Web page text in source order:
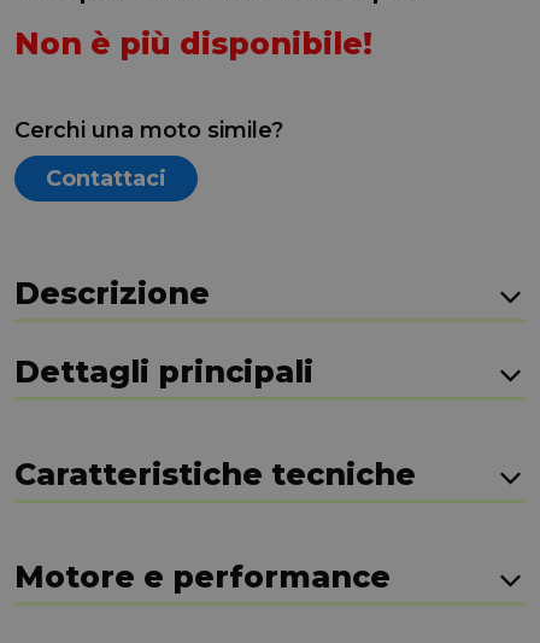
Non è più disponibile!
Cerchi una moto simile?
Contattaci
Descrizione
Dettagli principali
Caratteristiche tecniche
Motore e performance